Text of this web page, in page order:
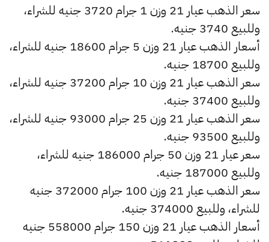
سعر الذهب عيار 21 وزن 1 جرام 3720 جنيه للشراء،
وللبيع 3740 جنيه.
أسعار الذهب عيار 21 وزن 5 جرام 18600 جنيه للشراء،
وللبيع 18700 جنيه.
سعر الذهب عيار 21 وزن 10 جرام 37200 جنيه للشراء،
وللبيع 37400 جنيه.
سعر الذهب عيار 21 وزن 25 جرام 93000 جنيه للشراء،
وللبيع 93500 جنيه.
سعر عيار 21 وزن 50 جرام 186000 جنيه للشراء،
وللبيع 187000 جنيه.
سعر الذهب عيار 21 وزن 100 جرام 372000 جنيه
للشراء، وللبيع 374000 جنيه.
أسعار الذهب عيار 21 وزن 150 جرام 558000 جنيه